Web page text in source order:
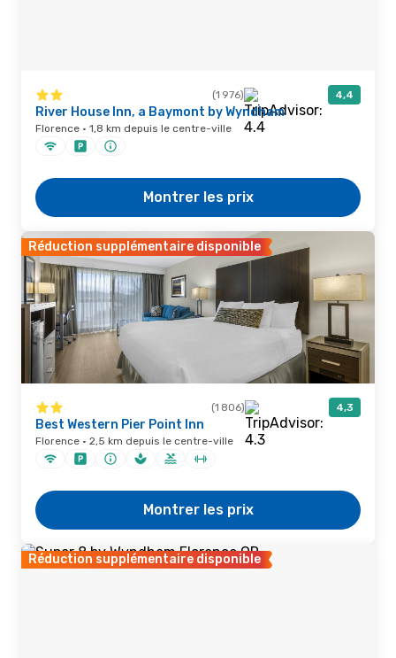
(1 976) 4,4
River House Inn, a Baymont by Wyndham
Florence · 1,8 km depuis le centre-ville
Montrer les prix
Réduction supplémentaire disponible
(1 806) 4,3
Best Western Pier Point Inn
Florence · 2,5 km depuis le centre-ville
Montrer les prix
Réduction supplémentaire disponible